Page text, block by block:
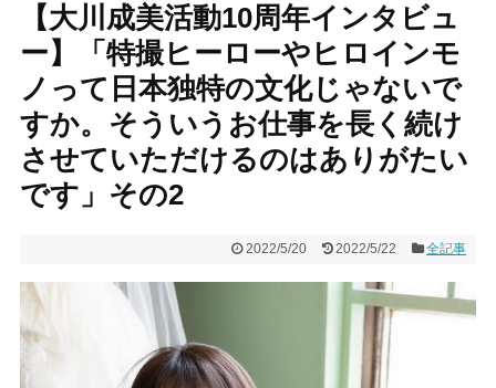
【大川成美活動10周年インタビュ
ー】「特撮ヒーローやヒロインモ
ノって日本独特の文化じゃないで
すか。そういうお仕事を長く続け
させていただけるのはありがたい
です」その2
2022/5/20 2022/5/22 全記事